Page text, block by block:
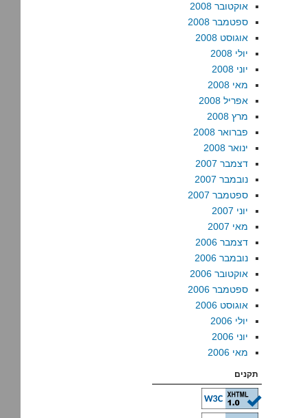
אוקטובר 2008
ספטמבר 2008
אוגוסט 2008
יולי 2008
יוני 2008
מאי 2008
אפריל 2008
מרץ 2008
פברואר 2008
ינואר 2008
דצמבר 2007
נובמבר 2007
ספטמבר 2007
יוני 2007
מאי 2007
דצמבר 2006
נובמבר 2006
אוקטובר 2006
ספטמבר 2006
אוגוסט 2006
יולי 2006
יוני 2006
מאי 2006
תקנים